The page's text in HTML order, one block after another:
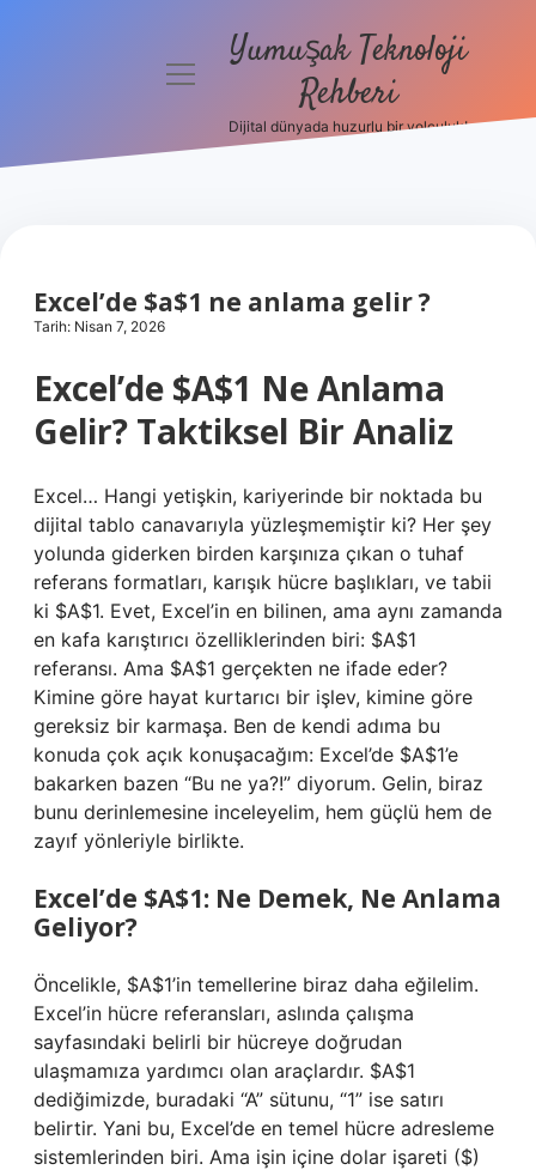
menüyüYumuşak Teknoloji
Rehberi
Dijital dünyada huzurlu bir yolculuk!
Excel’de $a$1 ne anlama gelir ?
Tarih: Nisan 7, 2026
Excel’de $A$1 Ne Anlama
Gelir? Taktiksel Bir Analiz
Excel… Hangi yetişkin, kariyerinde bir noktada bu
dijital tablo canavarıyla yüzleşmemiştir ki? Her şey
yolunda giderken birden karşınıza çıkan o tuhaf
referans formatları, karışık hücre başlıkları, ve tabii
ki $A$1. Evet, Excel’in en bilinen, ama aynı zamanda
en kafa karıştırıcı özelliklerinden biri: $A$1
referansı. Ama $A$1 gerçekten ne ifade eder?
Kimine göre hayat kurtarıcı bir işlev, kimine göre
gereksiz bir karmaşa. Ben de kendi adıma bu
konuda çok açık konuşacağım: Excel’de $A$1’e
bakarken bazen “Bu ne ya?!” diyorum. Gelin, biraz
bunu derinlemesine inceleyelim, hem güçlü hem de
zayıf yönleriyle birlikte.
Excel’de $A$1: Ne Demek, Ne Anlama
Geliyor?
Öncelikle, $A$1’in temellerine biraz daha eğilelim.
Excel’in hücre referansları, aslında çalışma
sayfasındaki belirli bir hücreye doğrudan
ulaşmamıza yardımcı olan araçlardır. $A$1
dediğimizde, buradaki “A” sütunu, “1” ise satırı
belirtir. Yani bu, Excel’de en temel hücre adresleme
sistemlerinden biri. Ama işin içine dolar işareti ($)